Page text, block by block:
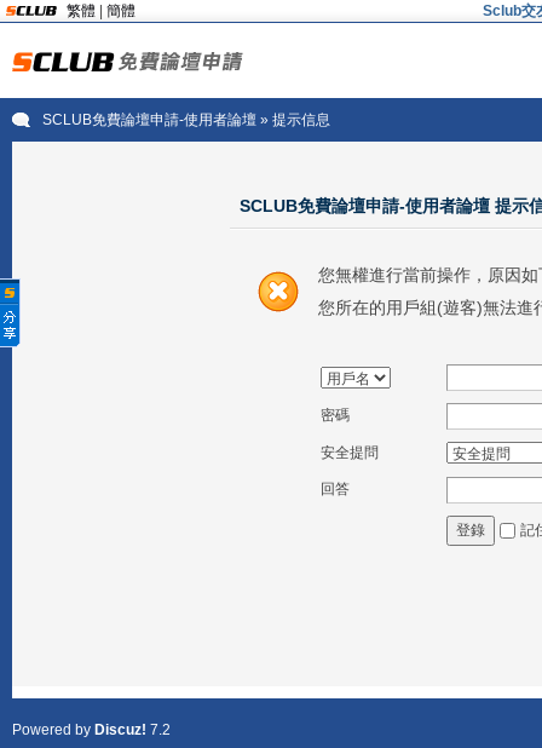
繁體 簡體 Sclub交
SCLUB免費論壇申請-使用者論壇» 提示信息
SCLUB免費論壇申請-使用者論壇 提示
您無權進行當前操作，原因如
您所在的用戶組(遊客)無法進
密碼
安全提問
回答
登錄 記
Powered by Discuz! 7.2